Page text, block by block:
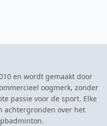
en wordt gemaakt door
oogmerk, zonder
passie voor de sport. Elke
achtergronden over het